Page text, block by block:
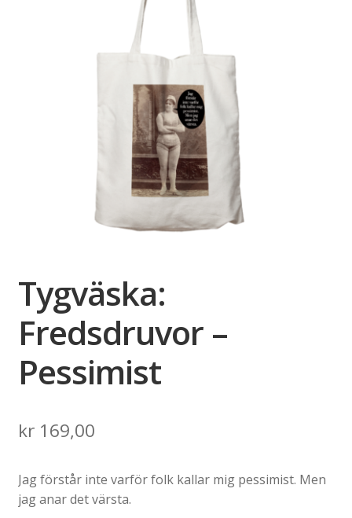
Tygväska:
Fredsdruvor –
Pessimist
kr169,00
Jag förstår inte varför folk kallar mig pessimist. Men
jag anar det värsta.